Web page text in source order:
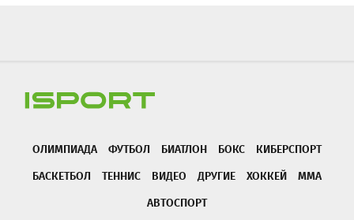
ОЛИМПИАДА ФУТБОЛ БИАТЛОН БОКС
КИБЕРСПОРТ
БАСКЕТБОЛ
ТЕННИС ВИДЕО ДРУГИЕ ХОККЕЙ
ММА
АВТОСПОРТ